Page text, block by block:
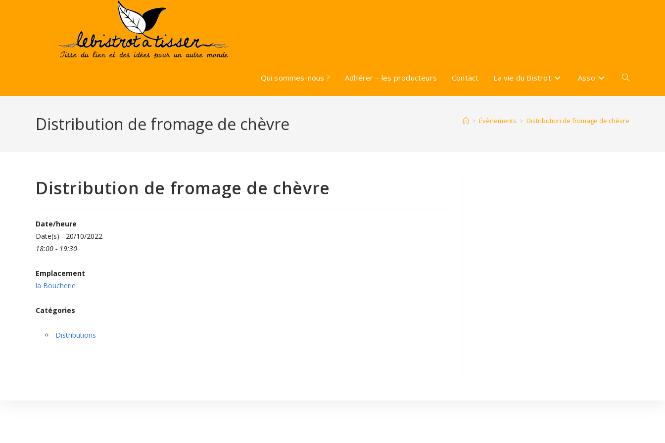
Qui sommes-nous ? Adhérer – les producteurs Contact La vie du Bistrot Asso Toggle
Distribution de fromage de chèvre > Évènements > Distribution de fromage de chèvre
Distribution de fromage de chèvre
Date/heure
Date(s) - 20/10/2022
18:00 - 19:30
Emplacement
la Boucherie
Catégories
Distributions